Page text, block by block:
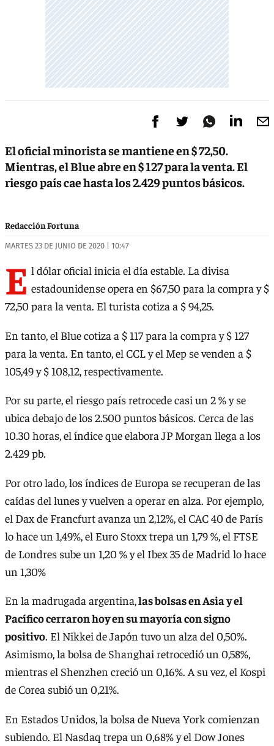
El oficial minorista se mantiene en $ 72,50.
Mientras, el Blue abre en $ 127 para la venta. El
riesgo país cae hasta los 2.429 puntos básicos.
Redacción Fortuna
MARTES 23 DE JUNIO DE 2020 | 10:47
E l dólar oficial inicia el día estable. La divisa
estadounidense opera en $67,50 para la compra y $
72,50 para la venta. El turista cotiza a $ 94,25.
En tanto, el Blue cotiza a $ 117 para la compra y $ 127
para la venta. En tanto, el CCL y el Mep se venden a $
105,49 y $ 108,12, respectivamente.
Por su parte, el riesgo país retrocede casi un 2 % y se
ubica debajo de los 2.500 puntos básicos. Cerca de las
10.30 horas, el índice que elabora JP Morgan llega a los
2.429 pb.
Por otro lado, los índices de Europa se recuperan de las
caídas del lunes y vuelven a operar en alza. Por ejemplo,
el Dax de Francfurt avanza un 2,12%, el CAC 40 de París
lo hace un 1,49%, el Euro Stoxx trepa un 1,79 %, el FTSE
de Londres sube un 1,20 % y el Ibex 35 de Madrid lo hace
un 1,30%
En la madrugada argentina,las bolsas en Asia y el
Pacífico cerraron hoy en su mayoría con signo
positivo. El Nikkei de Japón tuvo un alza del 0,50%.
Asimismo, la bolsa de Shanghai retrocedió un 0,58%,
mientras el Shenzhen creció un 0,16%. A su vez, el Kospi
de Corea subió un 0,21%.
En Estados Unidos, la bolsa de Nueva York comienzan
subiendo. El Nasdaq trepa un 0,68% y el Dow Jones